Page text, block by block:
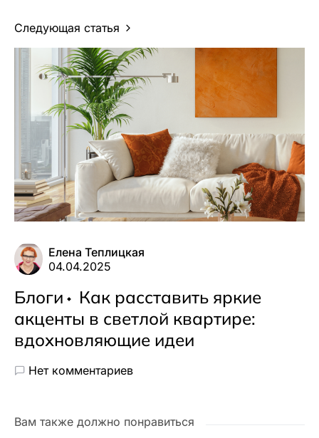
Следующая статья
Елена Теплицкая
04.04.2025
Блоги
Как расставить яркие
акценты в светлой квартире:
вдохновляющие идеи
Нет комментариев
Вам также должно понравиться